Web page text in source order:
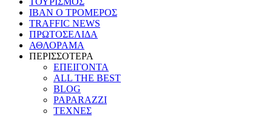
ΙΒΑΝ Ο ΤΡΟΜΕΡΟΣ
TRAFFIC NEWS
ΠΡΩΤΟΣΕΛΙΔΑ
ΑΘΛΟΡΑΜΑ
ΠΕΡΙΣΣΟΤΕΡΑ
ΕΠΕΙΓΟΝΤΑ
ALL THE BEST
BLOG
PAPARAZZI
ΤΕΧΝΕΣ